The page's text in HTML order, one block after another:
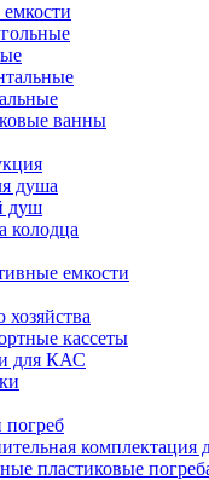
ванны
душа
душ
колодца
емкости
хозяйства
кассеты
для КАС
комплектация
пластиковые